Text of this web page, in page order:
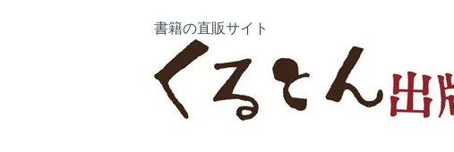
書籍の直販サイト